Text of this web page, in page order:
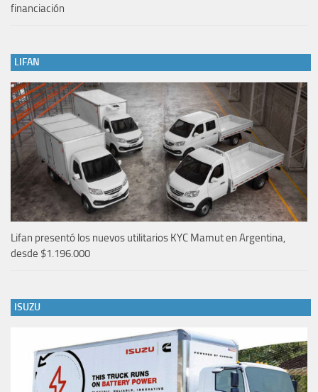
financiación
LIFAN
Lifan presentó los nuevos utilitarios KYC Mamut en Argentina,
desde $1.196.000
ISUZU